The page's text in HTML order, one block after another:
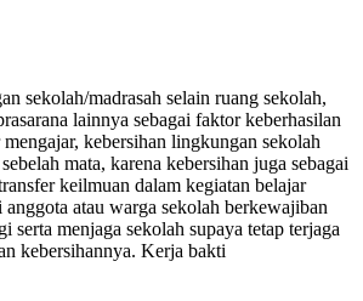
sekolah/madrasah selain ruang sekolah,
lainnya sebagai faktor keberhasilan
kebersihan lingkungan sekolah
mata, karena kebersihan juga sebagai
keilmuan dalam kegiatan belajar
anggota atau warga sekolah berkewajiban
serta menjaga sekolah supaya tetap terjaga
kebersihannya. Kerja bakti